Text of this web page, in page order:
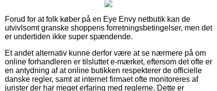
Forud for at folk køber på en Eye Envy netbutik kan de
utvivlsomt granske shoppens forretningsbetingelser, men det
er undertiden ikke super spændende.
Et andet alternativ kunne derfor være at se nærmere på om
online forhandleren er tilsluttet e-mærket, eftersom det ofte er
en antydning af at online butikken respekterer de officielle
danske regler, samt at internet firmaet ofte monitoreres af
jurister der har meget erfaring med reglerne. Dette er